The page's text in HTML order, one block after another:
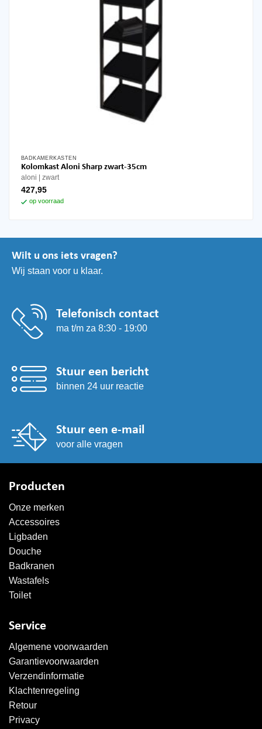
BADKAMERKASTEN
Kolomkast Aloni Sharp zwart-35cm
aloni zwart
427,95
op voorraad
Wilt u ons iets vragen?
Wij staan voor u klaar.
Telefonisch contact
ma t/m za 8:30 - 19:00
Stuur een bericht
binnen 24 uur reactie
Stuur een e-mail
voor alle vragen
Producten
Onze merken
Accessoires
Ligbaden
Douche
Badkranen
Wastafels
Toilet
Service
Algemene voorwaarden
Garantievoorwaarden
Verzendinformatie
Klachtenregeling
Retour
Privacy